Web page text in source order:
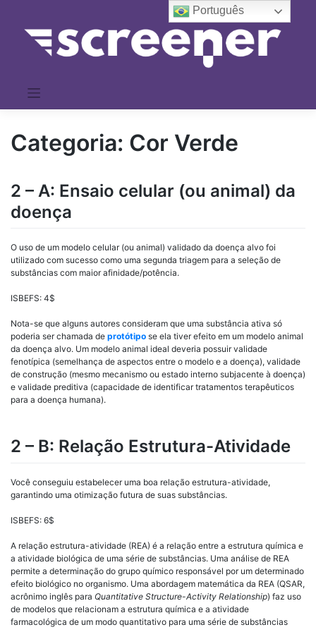
conteúdo
Categoria: Cor Verde
2 – A: Ensaio celular (ou animal) da
doença
O uso de um modelo celular (ou animal) validado da doença alvo foi
utilizado com sucesso como uma segunda triagem para a seleção de
substâncias com maior afinidade/potência.
ISBEFS: 4$
Nota-se que alguns autores consideram que uma substância ativa só
poderia ser chamada de protótipo se ela tiver efeito em um modelo animal
da doença alvo. Um modelo animal ideal deveria possuir validade
fenotípica (semelhança de aspectos entre o modelo e a doença), validade
de construção (mesmo mecanismo ou estado interno subjacente à doença)
e validade preditiva (capacidade de identificar tratamentos terapêuticos
para a doença humana).
2 – B: Relação Estrutura-Atividade
Você conseguiu estabelecer uma boa relação estrutura-atividade,
garantindo uma otimização futura de suas substâncias.
ISBEFS: 6$
A relação estrutura-atividade (REA) é a relação entre a estrutura química e
a atividade biológica de uma série de substâncias. Uma análise de REA
permite a determinação do grupo químico responsável por um determinado
efeito biológico no organismo. Uma abordagem matemática da REA (QSAR,
acrônimo inglês para Quantitative Structure-Activity Relationship) faz uso
de modelos que relacionam a estrutura química e a atividade
farmacológica de um modo quantitativo para uma série de substâncias
Português